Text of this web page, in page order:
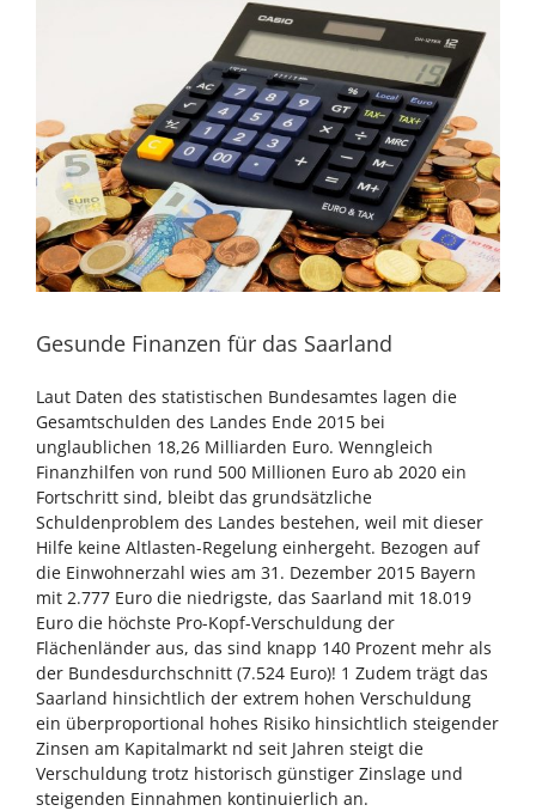
Gesunde Finanzen für das Saarland
Laut Daten des statistischen Bundesamtes lagen die
Gesamtschulden des Landes Ende 2015 bei
unglaublichen 18,26 Milliarden Euro. Wenngleich
Finanzhilfen von rund 500 Millionen Euro ab 2020 ein
Fortschritt sind, bleibt das grundsätzliche
Schuldenproblem des Landes bestehen, weil mit dieser
Hilfe keine Altlasten-Regelung einhergeht. Bezogen auf
die Einwohnerzahl wies am 31. Dezember 2015 Bayern
mit 2.777 Euro die niedrigste, das Saarland mit 18.019
Euro die höchste Pro-Kopf-Verschuldung der
Flächenländer aus, das sind knapp 140 Prozent mehr als
der Bundesdurchschnitt (7.524 Euro)! 1 Zudem trägt das
Saarland hinsichtlich der extrem hohen Verschuldung
ein überproportional hohes Risiko hinsichtlich steigender
Zinsen am Kapitalmarkt nd seit Jahren steigt die
Verschuldung trotz historisch günstiger Zinslage und
steigenden Einnahmen kontinuierlich an.